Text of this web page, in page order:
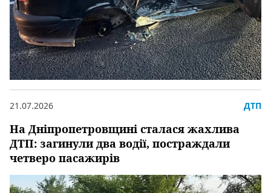
На Дніпропетровщині сталася жахлива
ДТП: загинули два водії, постраждали
четверо пасажирів
21.07.2026 ДТП